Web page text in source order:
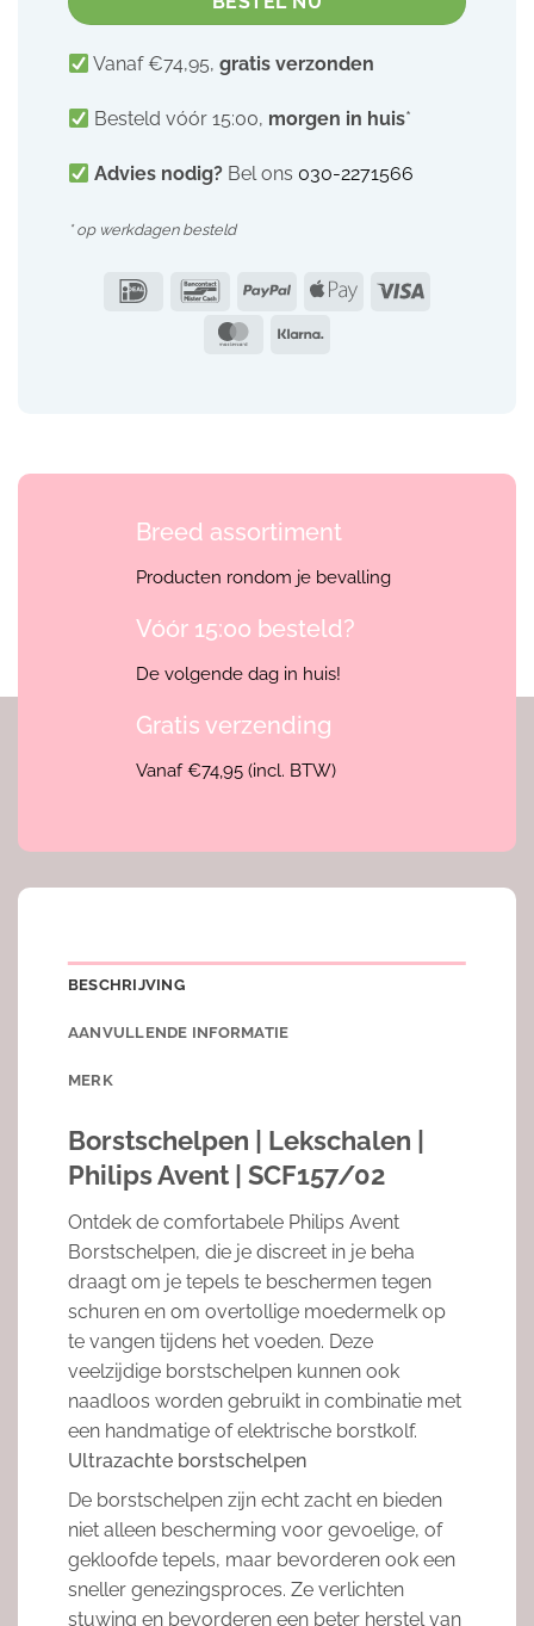
Vanaf €74,95,gratis verzonden
Besteld vóór 15:00, morgen in huis*
Advies nodig? Bel ons 030-2271566
* op werkdagen besteld
IDeal Bancontact
PayPal Apple
Visa
MasterCard
Klarna
Breed assortiment
Producten rondom je bevalling
Vóór 15:00 besteld?
De volgende dag in huis!
Gratis verzending
Vanaf €74,95 (incl. BTW)
BESCHRIJVING
AANVULLENDE INFORMATIE
MERK
Borstschelpen | Lekschalen |
Philips Avent | SCF157/02
Ontdek de comfortabele Philips Avent
Borstschelpen, die je discreet in je beha
draagt om je tepels te beschermen tegen
schuren en om overtollige moedermelk op
te vangen tijdens het voeden. Deze
veelzijdige borstschelpen kunnen ook
naadloos worden gebruikt in combinatie met
een handmatige of elektrische borstkolf.
Ultrazachte borstschelpen
De borstschelpen zijn echt zacht en bieden
niet alleen bescherming voor gevoelige, of
gekloofde tepels, maar bevorderen ook een
sneller genezingsproces. Ze verlichten
stuwing en bevorderen een beter herstel van